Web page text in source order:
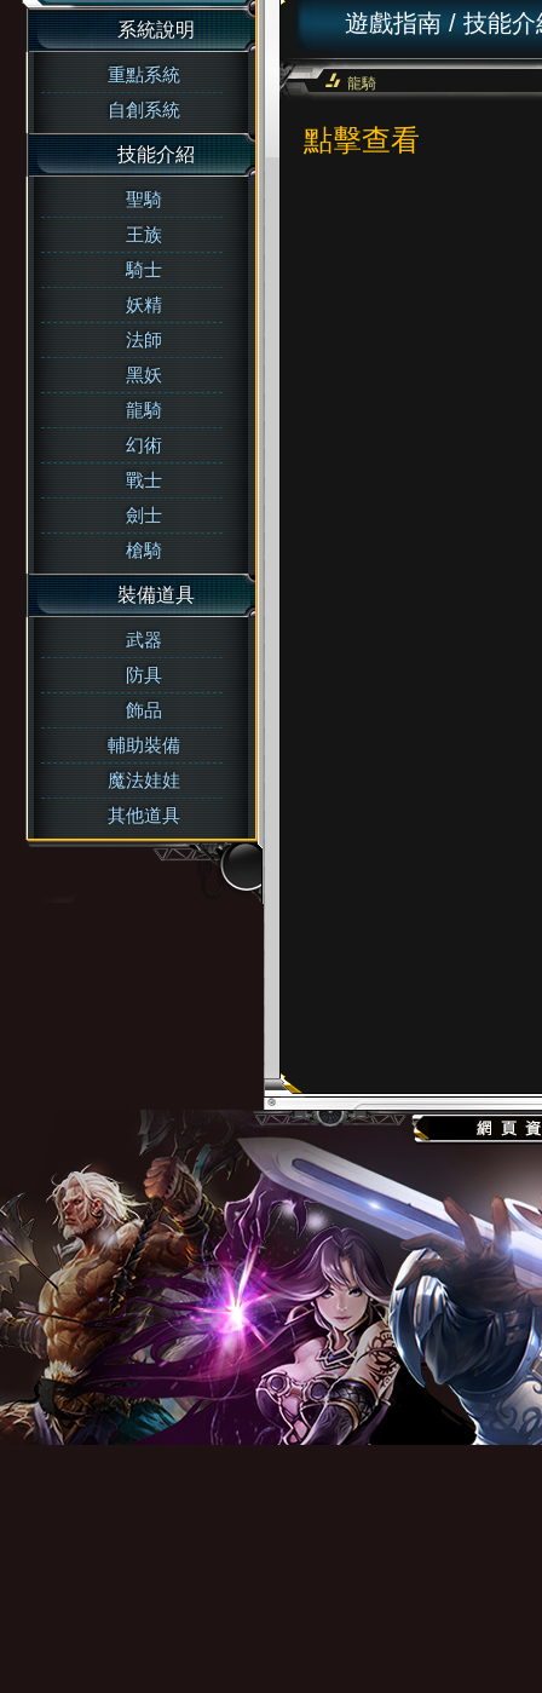
系統說明
重點系統
自創系統
技能介紹
聖騎
王族
騎士
妖精
法師
黑妖
龍騎
幻術
戰士
劍士
槍騎
裝備道具
武器
防具
飾品
輔助裝備
魔法娃娃
其他道具
遊戲指南 / 技能介
龍騎
點擊查看